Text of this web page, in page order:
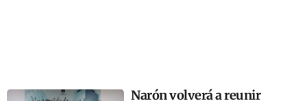
Narón volverá a reunir